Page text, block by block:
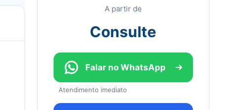
A partir de
Consulte
Falar no WhatsApp
Atendimento imediato